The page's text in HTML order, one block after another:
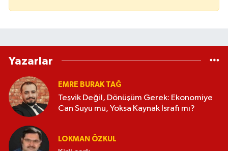
Yazarlar
EMRE BURAK TAĞ
Teşvik Değil, Dönüşüm Gerek: Ekonomiye
Can Suyu mu, Yoksa Kaynak İsrafı mı?
LOKMAN ÖZKUL